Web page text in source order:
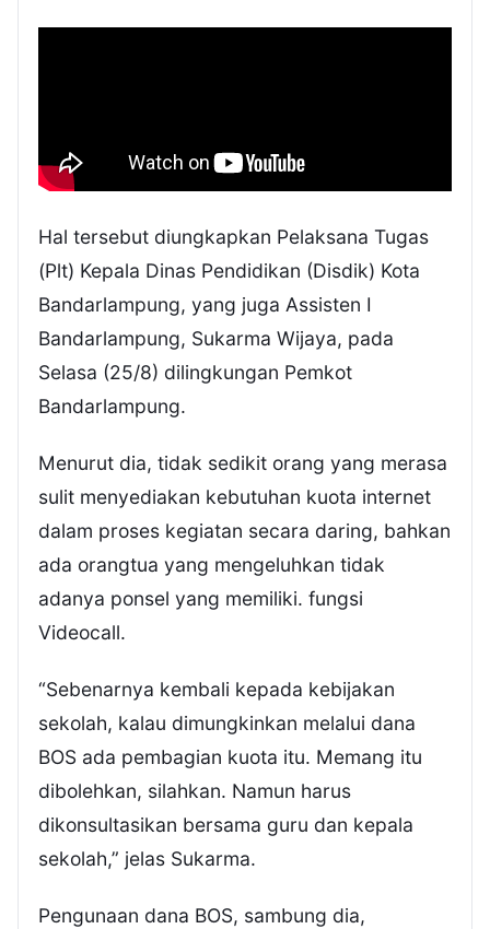
Hal tersebut diungkapkan Pelaksana Tugas
(Plt) Kepala Dinas Pendidikan (Disdik) Kota
Bandarlampung, yang juga Assisten I
Bandarlampung, Sukarma Wijaya, pada
Selasa (25/8) dilingkungan Pemkot
Bandarlampung.
Menurut dia, tidak sedikit orang yang merasa
sulit menyediakan kebutuhan kuota internet
dalam proses kegiatan secara daring, bahkan
ada orangtua yang mengeluhkan tidak
adanya ponsel yang memiliki. fungsi
Videocall.
“Sebenarnya kembali kepada kebijakan
sekolah, kalau dimungkinkan melalui dana
BOS ada pembagian kuota itu. Memang itu
dibolehkan, silahkan. Namun harus
dikonsultasikan bersama guru dan kepala
sekolah,” jelas Sukarma.
Pengunaan dana BOS, sambung dia,